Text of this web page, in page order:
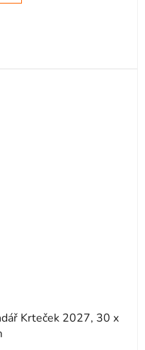
Krteček 2027, 30 x